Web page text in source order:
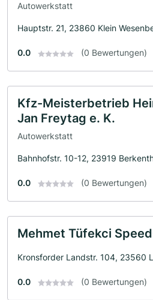
Autowerkstatt
Hauptstr. 21, 23860 Klein
0.0 (0 Bewertungen)
Kfz-Meisterbetrieb
Jan Freytag e. K.
Autowerkstatt
Bahnhofstr. 10-12, 23919
0.0 (0 Bewertungen)
Mehmet Tüfekci
Kronsforder Landstr. 104, 23560
0.0 (0 Bewertungen)